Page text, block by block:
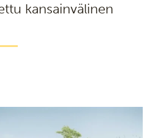
kansainvälinen